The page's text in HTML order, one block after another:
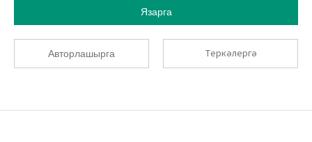
Язарга
Авторлашырга Теркәлергә